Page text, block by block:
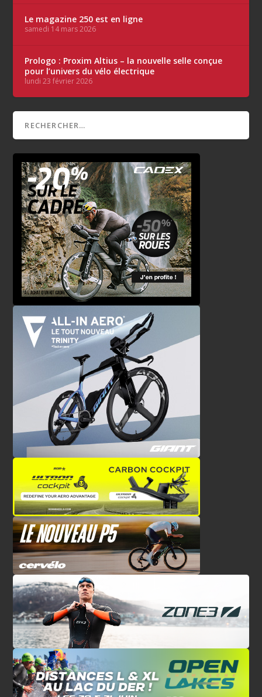
Le magazine 250 est en ligne
samedi 14 mars 2026
Prologo : Proxim Altius – la nouvelle selle conçue
pour l’univers du vélo électrique
lundi 23 février 2026